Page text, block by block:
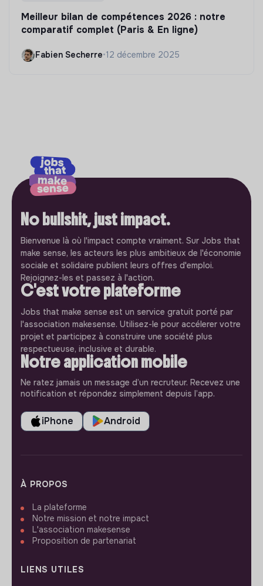
Meilleur bilan de compétences 2026 : notre
comparatif complet (Paris & En ligne)
Fabien Secherre•12 décembre 2025
No bullshit, just impact.
Bienvenue là où l'impact compte vraiment. Sur Jobs that
make sense, les acteurs les plus ambitieux de l'économie
sociale et solidaire publient leurs offres d'emploi.
Rejoignez-les et passez à l'action.
C'est votre plateforme
Jobs that make sense est un service gratuit porté par
l'association makesense. Utilisez-le pour accélerer votre
projet et participez à construire une société plus
respectueuse, inclusive et durable.
Notre application mobile
Ne ratez jamais un message d’un recruteur. Recevez une
notification et répondez simplement depuis l’app.
iPhone Android
À PROPOS
La plateforme
Notre mission et notre impact
L'association makesense
Proposition de partenariat
LIENS UTILES